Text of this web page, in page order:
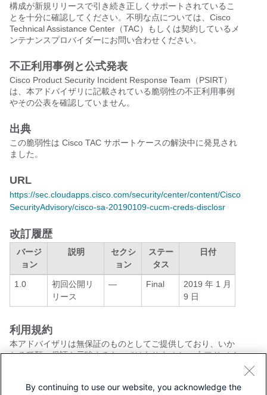
構成が新規リリースで引き続き正しくサポートされているこ
とを十分に確認してください。不明な点については、Cisco
Technical Assistance Center（TAC）もしくは契約しているメ
ンテナンスプロバイダーにお問い合わせください。
不正利用事例と公式発表
Cisco Product Security Incident Response Team（PSIRT）
は、本アドバイザリに記載されている脆弱性の不正利用事例
やその公表を確認していません。
出典
この脆弱性は Cisco TAC サポートケースの解決中に発見され
ました。
URL
https://sec.cloudapps.cisco.com/security/center/content/Cisco
SecurityAdvisory/cisco-sa-20190109-cucm-creds-disclosr
改訂履歴
バージ
ョン
説明
セクシ
ョン
ステー
タス
日付
1.0
初回公開リ
リース
— Final
2019 年 1 月
9 日
利用規約
本アドバイザリは無保証のものとしてご提供しており、いか
なる種類の保証も示唆するものではありません。 本アドバイ
トの内容を予告なしに変更したり、更新したりする権利を有
By continuing to use our website, you acknowledge the